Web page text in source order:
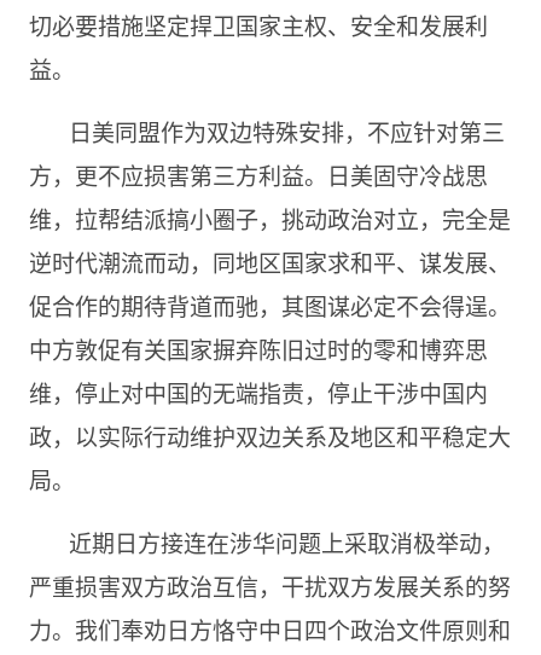
切必要措施坚定捍卫国家主权、安全和发展利
益。
日美同盟作为双边特殊安排，不应针对第三
方，更不应损害第三方利益。日美固守冷战思
维，拉帮结派搞小圈子，挑动政治对立，完全是
逆时代潮流而动，同地区国家求和平、谋发展、
促合作的期待背道而驰，其图谋必定不会得逞。
中方敦促有关国家摒弃陈旧过时的零和博弈思
维，停止对中国的无端指责，停止干涉中国内
政，以实际行动维护双边关系及地区和平稳定大
局。
近期日方接连在涉华问题上采取消极举动，
严重损害双方政治互信，干扰双方发展关系的努
力。我们奉劝日方恪守中日四个政治文件原则和